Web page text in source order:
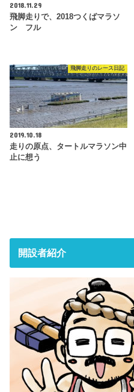
2018.11.29
飛脚走りで、2018つくばマラソ
ン フル
飛脚走りのレース日記
2019.10.18
走りの原点、タートルマラソン中
止に想う
開設者紹介